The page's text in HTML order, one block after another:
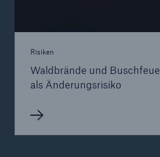
Risiken
Waldbrände und
als Änderungsrisiko